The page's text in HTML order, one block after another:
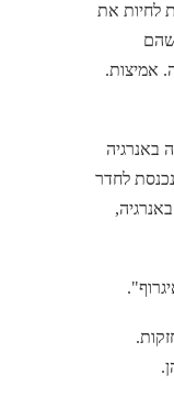
לחיות את
שהם
אמיצות.
באנרגיה
לחדר